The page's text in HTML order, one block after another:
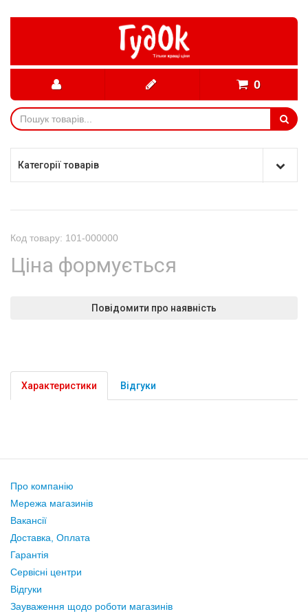
0
Категорії товарів
Код товару: 101-000000
Ціна формується
Повідомити про наявність
Характеристики Відгуки
Про компанію
Мережа магазинів
Вакансії
Доставка, Оплата
Гарантія
Сервісні центри
Відгуки
Зауваження щодо роботи магазинів